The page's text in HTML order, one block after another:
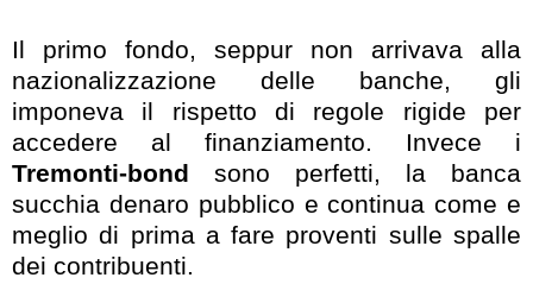
Il primo fondo, seppur non arrivava alla
nazionalizzazione delle banche, gli
imponeva il rispetto di regole rigide per
accedere al finanziamento. Invece i
Tremonti-bond sono perfetti, la banca
succhia denaro pubblico e continua come e
meglio di prima a fare proventi sulle spalle
dei contribuenti.